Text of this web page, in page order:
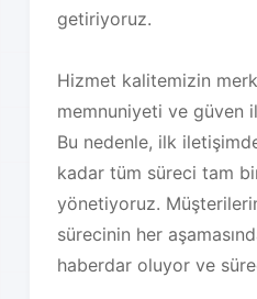
getiriyoruz.
Hizmet kalitemizin
memnuniyeti ve güven
Bu nedenle, ilk
kadar tüm süreci tam
yönetiyoruz.
sürecinin her
haberdar oluyor ve